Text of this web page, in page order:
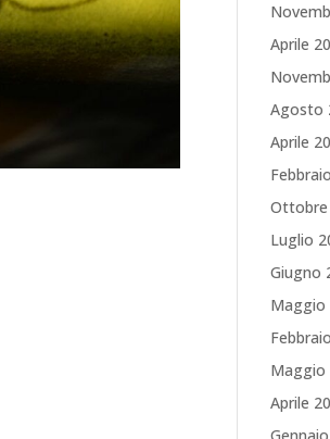
Aprile
Agosto
Aprile
Ottobre
Luglio
Giugno
Maggio
Maggio
Aprile